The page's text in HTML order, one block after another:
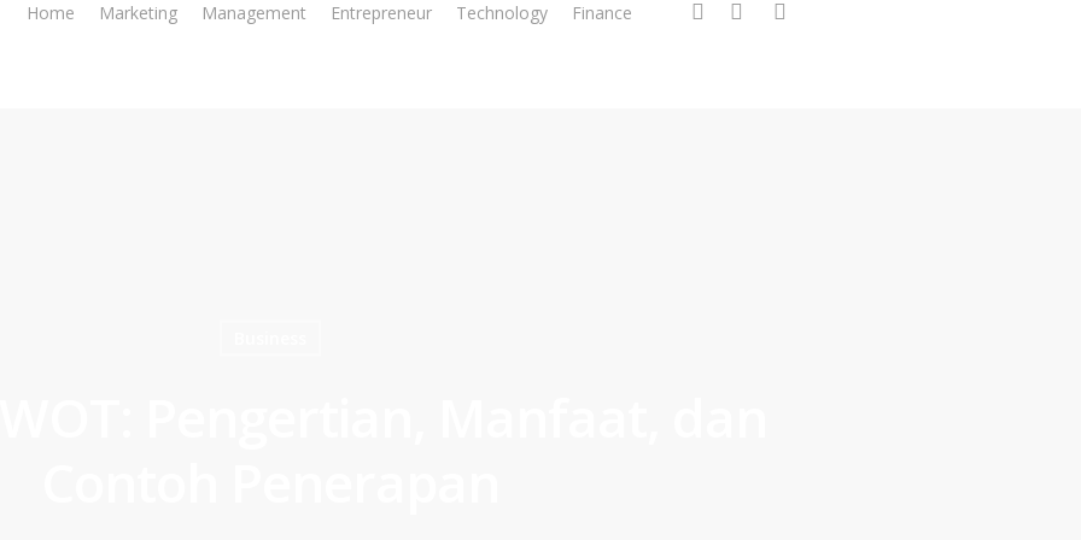
Home Marketing Management Entrepreneur Technology Finance facebooklinkedin instagram